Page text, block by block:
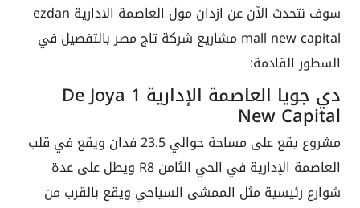
سوف نتحدث الآن عن ازدان مول العاصمة الادارية ezdan
mall new capital مشاريع شركة تاج مصر بالتفصيل في
السطور القادمة:
دي جويا العاصمة الإدارية De Joya 1
New Capital
مشروع يقع على مساحة حوالي 23.5 فدان ويقع في قلب
العاصمة الإدارية في الحي الثامن R8 ويطل على عدة
شوارع رئيسية مثل الممشى السياحي ويقع بالقرب من